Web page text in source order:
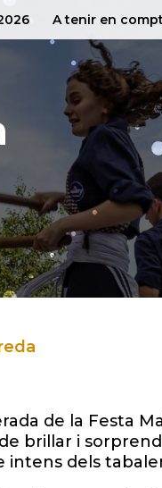
A tenir en
de la Festa
brillar i
dels